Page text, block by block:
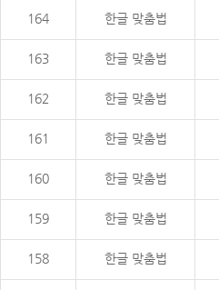
164 한글 맞춤법
163 한글 맞춤법
162 한글 맞춤법
161 한글 맞춤법
160 한글 맞춤법
159 한글 맞춤법
158 한글 맞춤법